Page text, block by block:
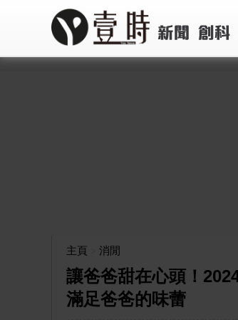
主頁 消閒
讓爸爸甜在心頭！
滿足爸爸的味蕾